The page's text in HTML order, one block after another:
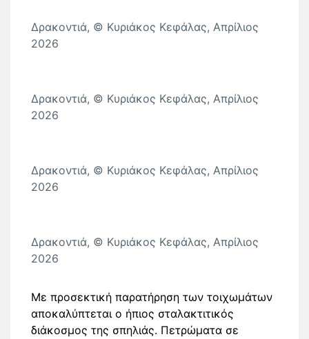
Δρακοντιά, © Κυριάκος Κεφάλας, Απρίλιος
2026
Δρακοντιά, © Κυριάκος Κεφάλας, Απρίλιος
2026
Δρακοντιά, © Κυριάκος Κεφάλας, Απρίλιος
2026
Δρακοντιά, © Κυριάκος Κεφάλας, Απρίλιος
2026
Με προσεκτική παρατήρηση των τοιχωμάτων
αποκαλύπτεται ο ήπιος σταλακτιτικός
διάκοσμος της σπηλιάς. Πετρώματα σε